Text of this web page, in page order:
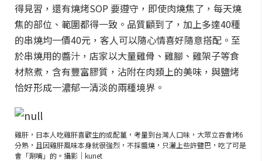
得見習，還有燒烤SOP 要遵守，即使肉燒焦了，每天燒
焦的部位、範圍都得一致。品質顧到了，加上多達40種
的串燒均一價40元，客人可以隨心情喜好隨意搭配。至
於串燒用的醬汁，店家以大量雞骨、雞腳、雞架子等食
材熬煮，含有豐富膠質，沾附在肉類上的美味，與鹽烤
恰好形成一濃郁一清淡的兩種境界。
雞肝，日本人吃雞肝喜歡生的或配薑，考量到台灣人口味，大眾立吞會烤6
分熟，且因雞肝風味本身就很強烈，不採醬燒，只灑上些許鹽巴，吃了可是
會「涮嘴」的。攝影｜kunet